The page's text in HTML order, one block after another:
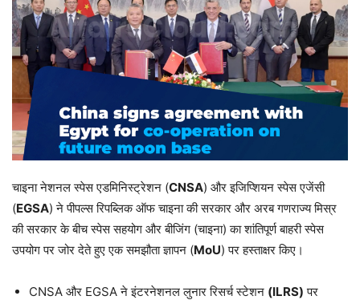
चाइना नेशनल स्पेस एडमिनिस्ट्रेशन (CNSA) और इजिप्शियन स्पेस एजेंसी
(EGSA) ने पीपल्स रिपब्लिक ऑफ चाइना की सरकार और अरब गणराज्य मिस्र
की सरकार के बीच स्पेस सहयोग और बीजिंग (चाइना) का शांतिपूर्ण बाहरी स्पेस
उपयोग पर जोर देते हुए एक समझौता ज्ञापन (MoU) पर हस्ताक्षर किए।
CNSA और EGSA ने इंटरनेशनल लुनार रिसर्च स्टेशन (ILRS) पर